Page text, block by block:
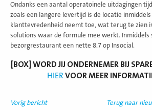
Ondanks een aantal operatoinele uitdagingen
zoals een langere levertijd is de locatie
klanttevredenheid neemt toe, wat terug te zien
solutions waar de formule mee werkt. Inmiddels
bezorgrestaurant een nette 8.7 op Insocial.
[BOX] WORD JIJ ONDERNEMER BIJ
HIERVOOR MEER
Vorig bericht Terug naar